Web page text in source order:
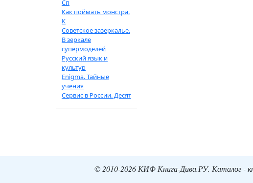
Сп
Как поймать монстра.
К
Советское зазеркалье.
В зеркале
супермоделей
Русский язык и
культур
Enigma. Тайные
учения
Сервис в России. Десят
© 2010-2026 КИФ Книга-Дива.РУ. Каталог -